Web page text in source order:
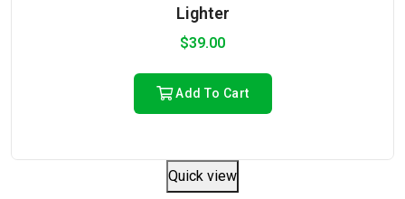
Lighter
$39.00
Add To Cart
Quick view